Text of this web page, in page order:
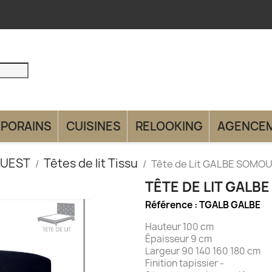
CUISINES RELOOKING
Têtes de lit Tissu Tête de Lit GALBE
TÊTE DE LIT
Référence :TGALB GALBE
Hauteur 100 cm
Épaisseur 9 cm
Largeur 90 140 160 180 cm
Finition tapissier -